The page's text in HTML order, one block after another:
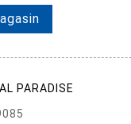
PARADISE